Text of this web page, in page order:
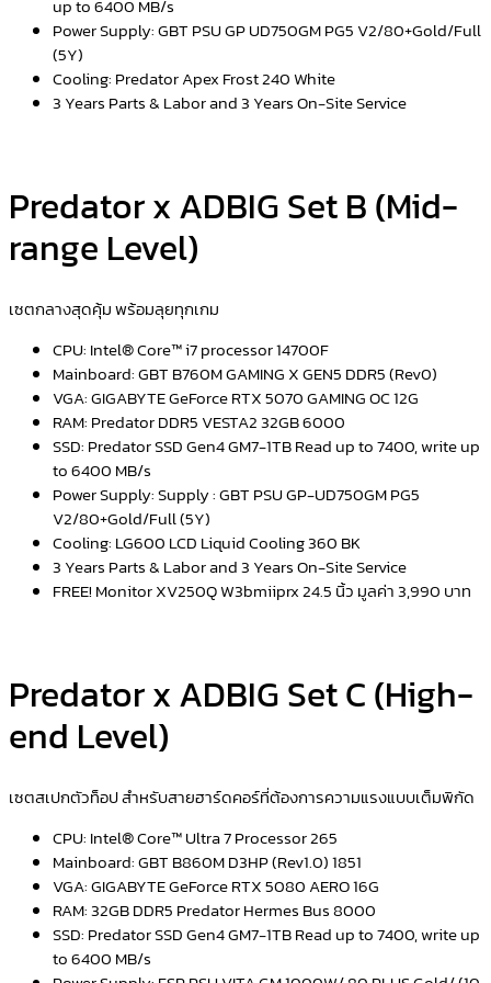
up to 6400 MB/s
Power Supply: GBT PSU GP UD750GM PG5 V2/80+Gold/Full
(5Y)
Cooling: Predator Apex Frost 240 White
3 Years Parts & Labor and 3 Years On-Site Service
Predator x ADBIG Set B (Mid-
range Level)
เซตกลางสุดคุ้ม พร้อมลุยทุกเกม
CPU: Intel® Core™ i7 processor 14700F
Mainboard: GBT B760M GAMING X GEN5 DDR5 (Rev0)
VGA: GIGABYTE GeForce RTX 5070 GAMING OC 12G
RAM: Predator DDR5 VESTA2 32GB 6000
SSD: Predator SSD Gen4 GM7-1TB Read up to 7400, write up
to 6400 MB/s
Power Supply: Supply : GBT PSU GP-UD750GM PG5
V2/80+Gold/Full (5Y)
Cooling: LG600 LCD Liquid Cooling 360 BK
3 Years Parts & Labor and 3 Years On-Site Service
FREE! Monitor XV250Q W3bmiiprx 24.5 นิ้ว มูลค่า 3,990 บาท
Predator x ADBIG Set C (High-
end Level)
เซตสเปกตัวท็อป สำหรับสายฮาร์ดคอร์ที่ต้องการความแรงแบบเต็มพิกัด
CPU: Intel® Core™ Ultra 7 Processor 265
Mainboard: GBT B860M D3HP (Rev1.0) 1851
VGA: GIGABYTE GeForce RTX 5080 AERO 16G
RAM: 32GB DDR5 Predator Hermes Bus 8000
SSD: Predator SSD Gen4 GM7-1TB Read up to 7400, write up
to 6400 MB/s